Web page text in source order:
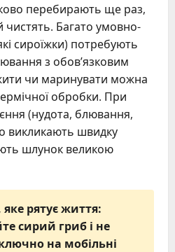
перебирають ще раз,
Багато умовно-
сироїжки) потребують
з обов’язковим
чи маринувати можна
обробки. При
(нудота, блювання,
викликають швидку
шлунок великою
рятує життя:
сирий гриб і не
на мобільні